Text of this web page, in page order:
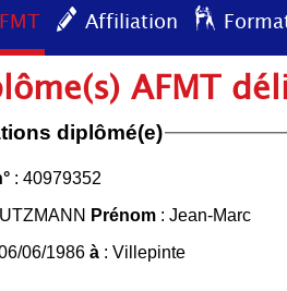
Affiliation
AFMT
diplômé(e)
: 40979352
Prénom : Jean-Marc
06/1986 à : Villepinte